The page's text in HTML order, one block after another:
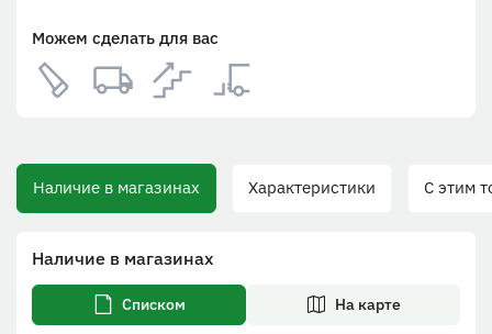
Можем сделать для вас
Наличие в магазинах Характеристики С этим
Наличие в магазинах
Списком На карте